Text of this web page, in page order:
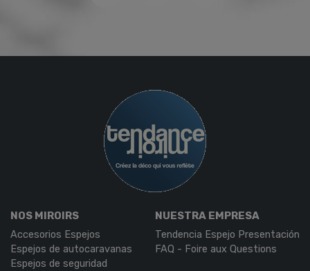
NOS MIROIRS
Accesorios Espejos
Espejos de autocaravanas
Espejos de seguridad
NUESTRA EMPRESA
Tendencia Espejo Presentación
FAQ - Foire aux Questions